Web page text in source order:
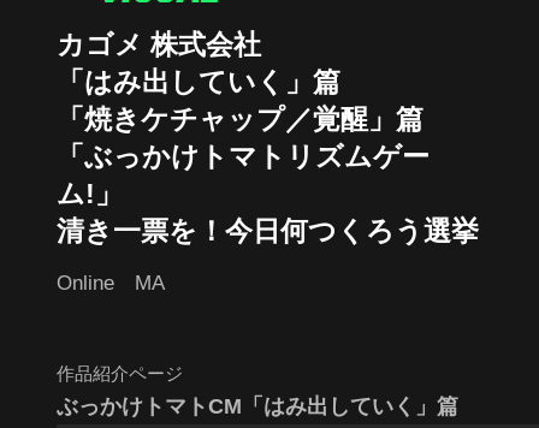
カゴメ 株式会社
「はみ出していく」篇
「焼きケチャップ／覚醒」篇
「ぶっかけトマトリズムゲー
ム!」
清き一票を！今日何つくろう選挙
Online MA
作品紹介ページ
ぶっかけトマトCM「はみ出していく」篇